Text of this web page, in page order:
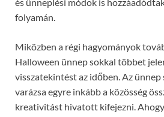
folyamán.
Miközben a régi hagyományok
Halloween ünnep sokkal többet
visszatekintést az időben. Az ünnep
varázsa egyre inkább a közösség
kreativitást hivatott kifejezni. Ahogy